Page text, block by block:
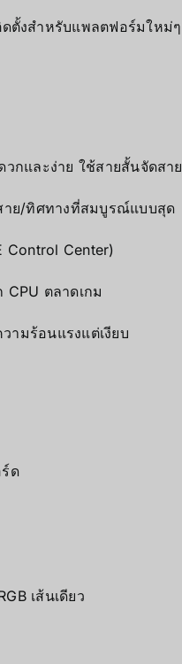
ตั้งสำหรับแพลตฟอร์มใหม่ๆ
กและง่าย ใช้สายสั้นจัดสา
าย/ทิศทางที่สมบูรณ์แบบสุด
Control Center)
ตลาดเกม
ามร้อนแรงแต่เงียบ
ด
เส้นเดียว